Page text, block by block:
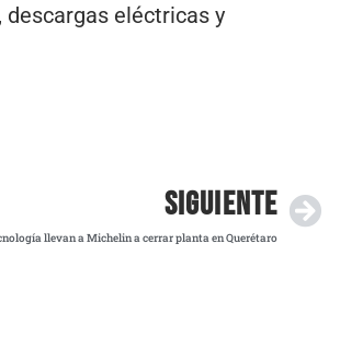
eléctricas y
SIGUIENTE
llevan a Michelin a cerrar planta en Querétaro